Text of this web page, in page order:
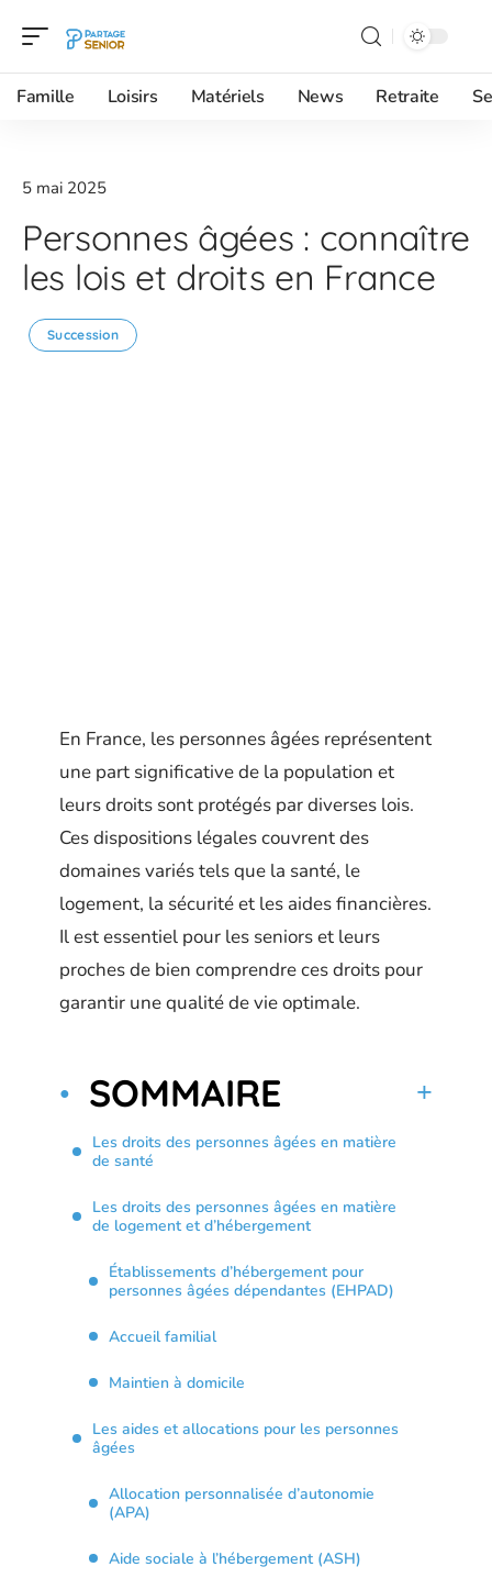
Famille Loisirs Matériels News Retraite
5 mai 2025
Personnes âgées : connaître
les lois et droits en France
Succession
En France, les personnes âgées représentent
une part significative de la population et
leurs droits sont protégés par diverses lois.
Ces dispositions légales couvrent des
domaines variés tels que la santé, le
logement, la sécurité et les aides financières.
Il est essentiel pour les seniors et leurs
proches de bien comprendre ces droits pour
garantir une qualité de vie optimale.
SOMMAIRE
Les droits des personnes âgées en matière
de santé
Les droits des personnes âgées en matière
de logement et d’hébergement
Établissements d’hébergement pour
personnes âgées dépendantes (EHPAD)
Accueil familial
Maintien à domicile
Les aides et allocations pour les personnes
âgées
Allocation personnalisée d’autonomie
(APA)
Aide sociale à l’hébergement (ASH)